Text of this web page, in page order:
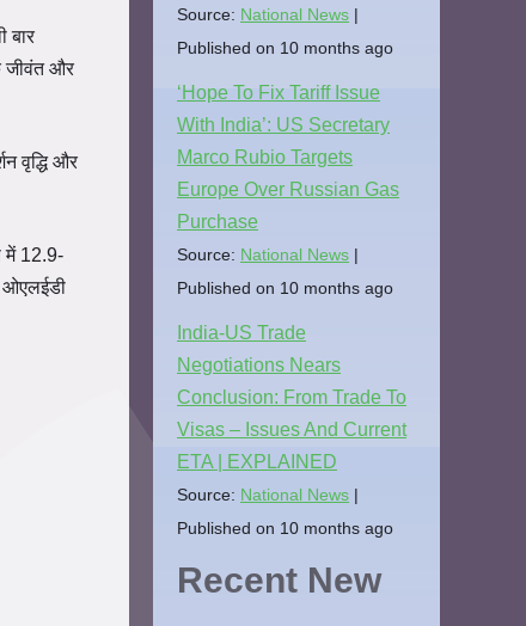
बार
जीवंत और
वृद्धि और
में 12.9-
ओएलईडी
Source: National News
Published on 10 months ago
‘Hope To Fix Tariff Issue
With India’: US Secretary
Marco Rubio Targets
Europe Over Russian Gas
Purchase
Source: National News
Published on 10 months ago
India-US Trade
Negotiations Nears
Conclusion: From Trade To
Visas – Issues And Current
ETA | EXPLAINED
Source: National News
Published on 10 months ago
Recent New